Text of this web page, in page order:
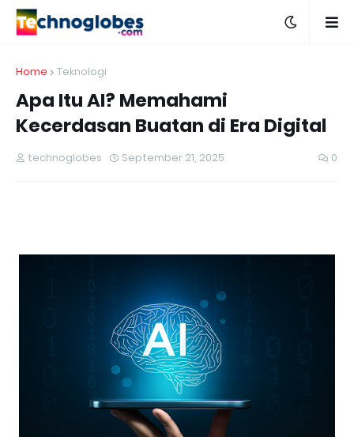
Home Teknologi
Apa Itu AI? Memahami
Kecerdasan Buatan di Era Digital
technoglobes September 21, 2025 0